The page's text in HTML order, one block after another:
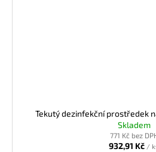
Tekutý dezinfekční prostředek
Skladem
771 Kč bez
932,91 Kč /